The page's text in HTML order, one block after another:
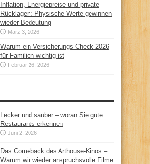
Inflation, Energiepreise und private
Rücklagen: Physische Werte gewinnen
wieder Bedeutung
März 3, 2026
Warum ein Versicherungs-Check 2026
für Familien wichtig ist
Februar 26, 2026
Lecker und sauber – woran Sie gute
Restaurants erkennen
Juni 2, 2026
Das Comeback des Arthouse-Kinos –
Warum wir wieder anspruchsvolle Filme